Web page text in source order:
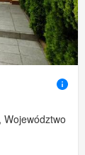
Województwo